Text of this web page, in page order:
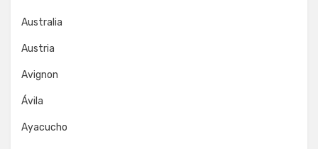
Australia
Austria
Avignon
Ávila
Ayacucho